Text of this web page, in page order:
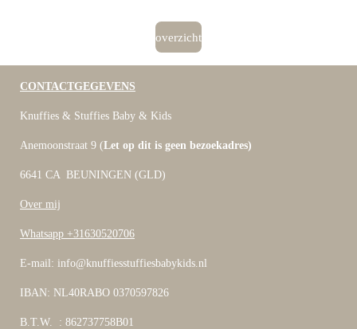
overzicht
CONTACTGEGEVENS
Knuffies & Stuffies Baby & Kids
Anemoonstraat 9 (Let op dit is geen bezoekadres)
6641 CA BEUNINGEN (GLD)
Over mij
Whatsapp +31630520706
E-mail: info@knuffiesstuffiesbabykids.nl
IBAN: NL40RABO 0370597826
B.T.W. : 862737758B01